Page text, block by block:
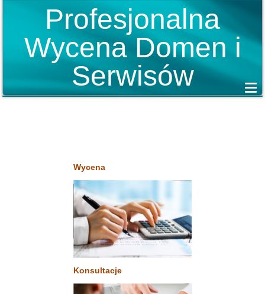
Profesjonalna
Wycena Domen i
Serwisów
Wycena
Konsultacje